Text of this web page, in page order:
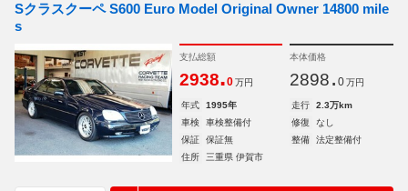
Sクラスクーペ S600 Euro Model Original Owner 14800 mile
s
支払総額
2938.0 万円
本体価格
2898. 0 万円
年式 1995年 走行
2.3万km
車検
車検整備付 修復
なし
保証
保証無 整備
法定整備付
住所
三重県 伊賀市